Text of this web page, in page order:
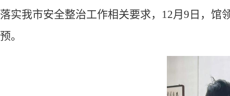
落实我市安全整治工作相关要求， 12月 9 日，馆
预。